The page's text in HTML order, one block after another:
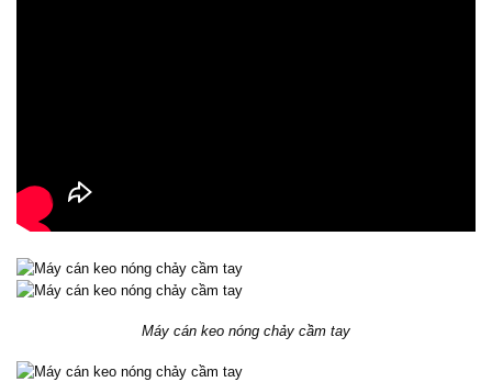
Máy cán keo nóng chảy cầm tay